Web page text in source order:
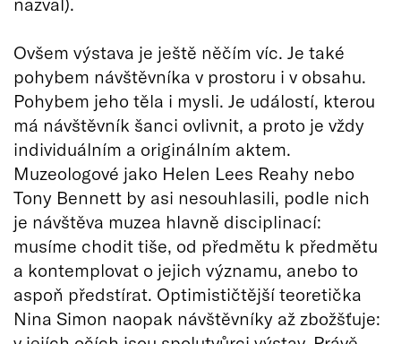
Ovšem výstava je ještě něčím víc. Je také
pohybem návštěvníka v prostoru i v obsahu.
Pohybem jeho těla i mysli. Je událostí, kterou
má návštěvník šanci ovlivnit, a proto je vždy
individuálním a originálním aktem.
Muzeologové jako Helen Lees Reahy nebo
Tony Bennett by asi nesouhlasili, podle nich
je návštěva muzea hlavně disciplinací:
musíme chodit tiše, od předmětu k předmětu
a kontemplovat o jejich významu, anebo to
aspoň předstírat. Optimističtější teoretička
Nina Simon naopak návštěvníky až zbožšťuje: